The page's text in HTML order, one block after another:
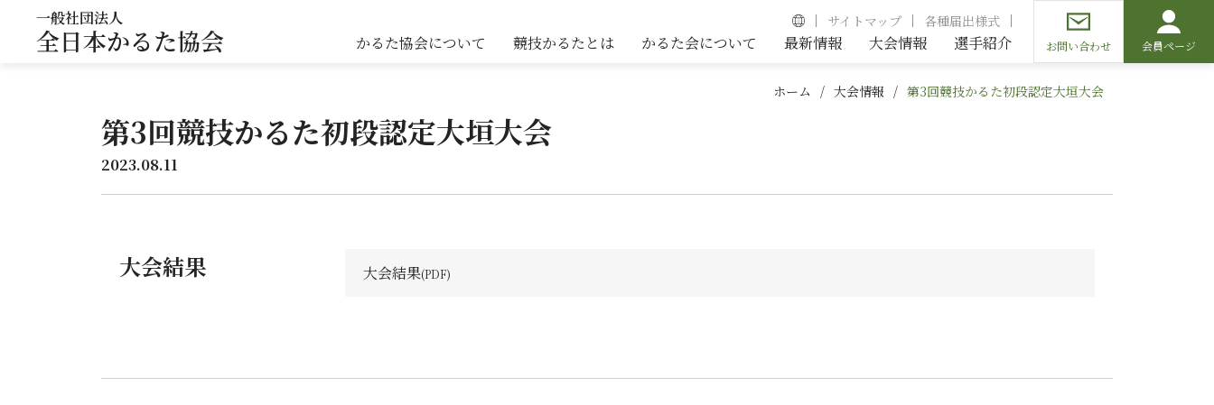
一般社団法人
全日本かるた協会
サイトマップ 各種届出様式
かるた協会について 競技かるたとは かるた会について 最新情報 大会情報 選手紹介 お問い合わせ 会員ページ
ホーム 大会情報 第3回競技かるた初段認定大垣大会
第3回競技かるた初段認定大垣大会
2023.08.11
大会結果 大会結果